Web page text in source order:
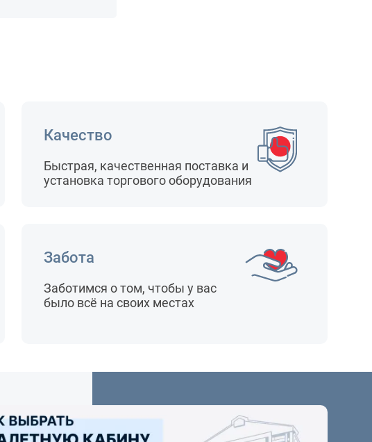
Качество
Быстрая, качественная поставка и
установка торгового оборудования
Забота
Заботимся о том, чтобы у вас
было всё на своих местах